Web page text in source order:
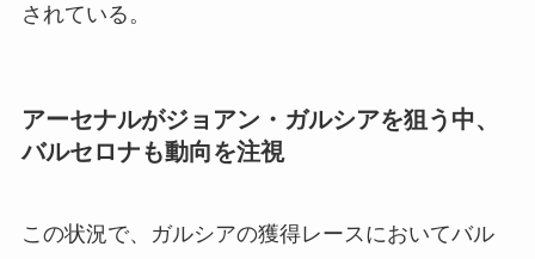
されている。
アーセナルがジョアン・ガルシアを狙う中、
バルセロナも動向を注視
この状況で、ガルシアの獲得レースにおいてバル